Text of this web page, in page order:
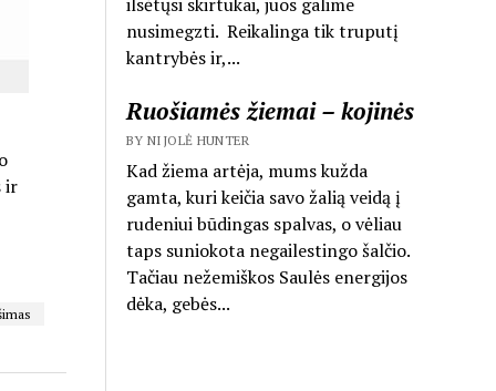
ir
nusimegzti. Reikalinga tik truputį
kantrybės ir,...
Ruošiamės žiemai – kojinės
BY NIJOLĖ HUNTER
Kad žiema artėja, mums kužda
gamta, kuri keičia savo žalią veidą į
rudeniui būdingas spalvas, o vėliau
taps suniokota negailestingo šalčio.
Tačiau nežemiškos Saulės energijos
dėka, gebės...